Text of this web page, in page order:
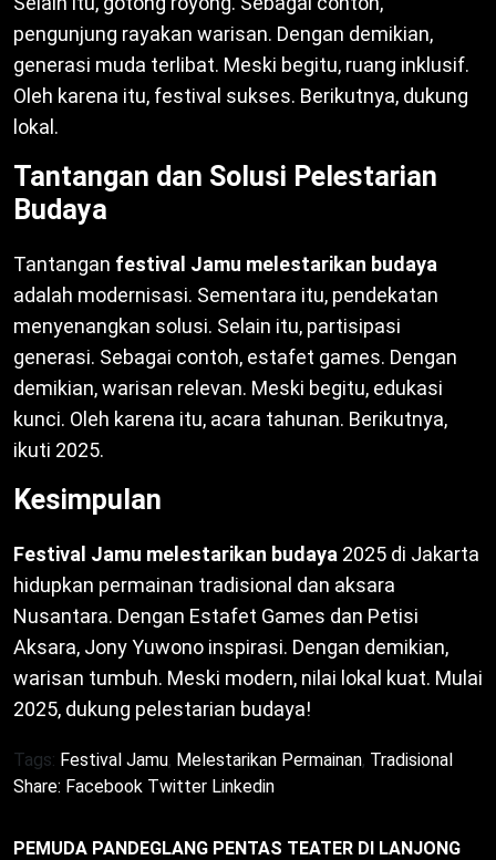
pengunjung rayakan warisan. Dengan demikian,
generasi muda terlibat. Meski begitu, ruang inklusif.
Oleh karena itu, festival sukses. Berikutnya, dukung
lokal.
Tantangan dan Solusi Pelestarian
Budaya
Tantangan festival Jamu melestarikan budaya
adalah modernisasi. Sementara itu, pendekatan
menyenangkan solusi. Selain itu, partisipasi
generasi. Sebagai contoh, estafet games. Dengan
demikian, warisan relevan. Meski begitu, edukasi
kunci. Oleh karena itu, acara tahunan. Berikutnya,
ikuti 2025.
Kesimpulan
Festival Jamu melestarikan budaya 2025 di Jakarta
hidupkan permainan tradisional dan aksara
Nusantara. Dengan Estafet Games dan Petisi
Aksara, Jony Yuwono inspirasi. Dengan demikian,
warisan tumbuh. Meski modern, nilai lokal kuat. Mulai
2025, dukung pelestarian budaya!
Tags: Festival Jamu, Melestarikan Permainan, Tradisional
Share: Facebook Twitter Linkedin
PEMUDA PANDEGLANG PENTAS TEATER DI LANJONG